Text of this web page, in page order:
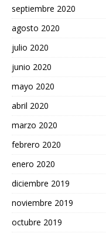
septiembre 2020
agosto 2020
julio 2020
junio 2020
mayo 2020
abril 2020
marzo 2020
febrero 2020
enero 2020
diciembre 2019
noviembre 2019
octubre 2019